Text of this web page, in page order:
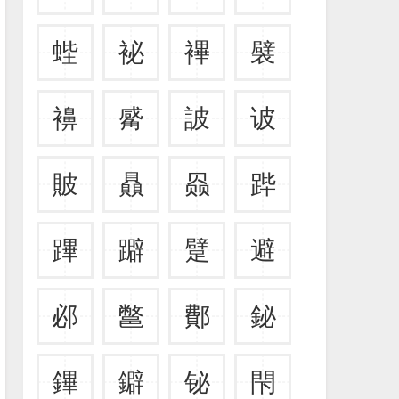
蜌 袐 襅 襞
襣 觱 詖 诐
貱 贔 赑 跸
蹕 躃 躄 避
邲 鄨 鄪 鉍
鏎 鐴 铋 閇